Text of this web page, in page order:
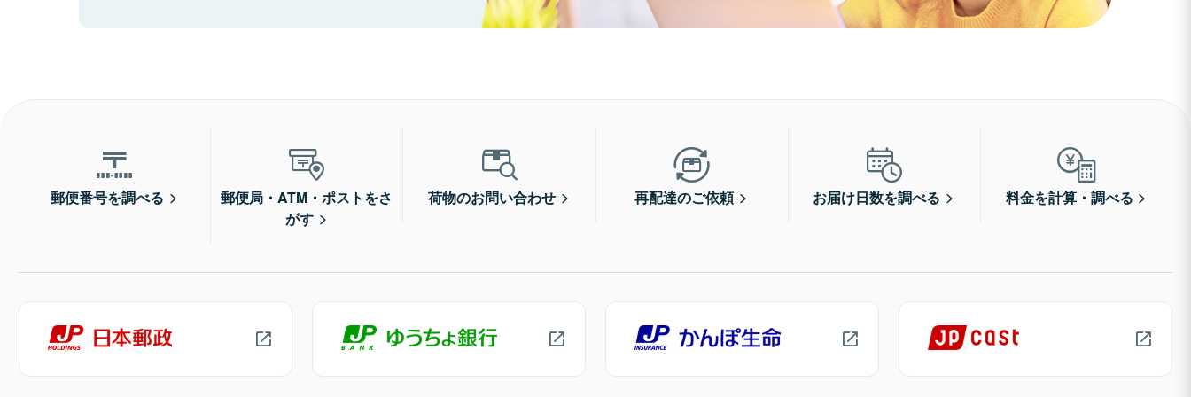
郵便番号を調べる
郵便局・ATM・ポストをさ
がす
荷物のお問い合わせ 再配達のご依頼 お届け日数を調べる 料金を計算・調べる